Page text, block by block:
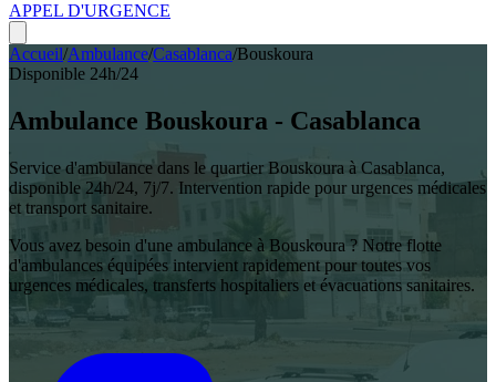
APPEL D'URGENCE
Accueil/Ambulance/Casablanca/Bouskoura
Disponible 24h/24
Ambulance Bouskoura - Casablanca
Service d'ambulance dans le quartier Bouskoura à Casablanca,
disponible 24h/24, 7j/7. Intervention rapide pour urgences médicales
et transport sanitaire.
Vous avez besoin d'une ambulance à Bouskoura ? Notre flotte
d'ambulances équipées intervient rapidement pour toutes vos
urgences médicales, transferts hospitaliers et évacuations sanitaires.